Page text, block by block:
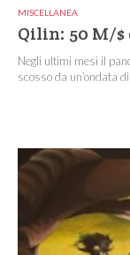
MISCELLANEA
Qilin: 50 M/
Negli ultimi mesi il
scosso da un’ondata